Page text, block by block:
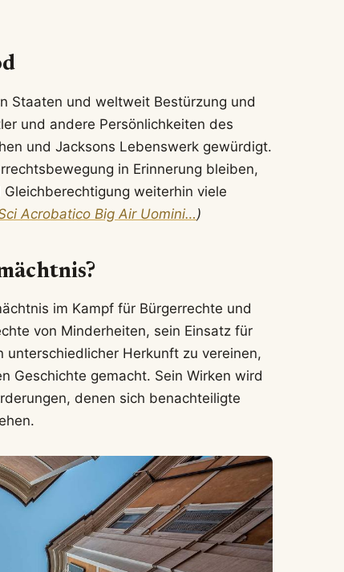
Staaten und weltweit Bestürzung und
und andere Persönlichkeiten des
und Jacksons Lebenswerk gewürdigt.
in Erinnerung bleiben,
weiterhin viele
Acrobatico Big Air Uomini…)
im Kampf für Bürgerrechte und
von Minderheiten, sein Einsatz für
unterschiedlicher Herkunft zu vereinen,
Geschichte gemacht. Sein Wirken wird
denen sich benachteiligte